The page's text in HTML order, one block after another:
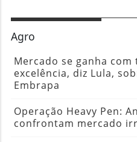
Agro
Mercado se ganha com
excelência, diz Lula,
Embrapa
Operação Heavy Pen:
confrontam mercado